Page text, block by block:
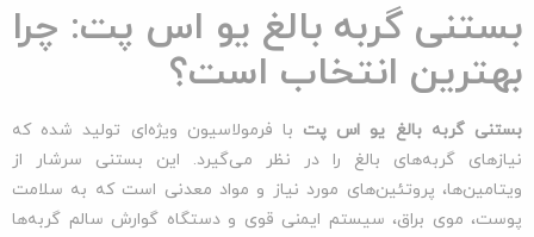
بستنی گربه بالغ یو اس پت: چرا
بهترین انتخاب است؟
بستنی گربه بالغ یو اس پت با فرمولاسیون ویژه‌ای تولید شده که
نیازهای گربه‌های بالغ را در نظر می‌گیرد. این بستنی سرشار از
ویتامین‌ها، پروتئین‌های مورد نیاز و مواد معدنی است که به سلامت
پوست، موی براق، سیستم ایمنی قوی و دستگاه گوارش سالم گربه‌ها